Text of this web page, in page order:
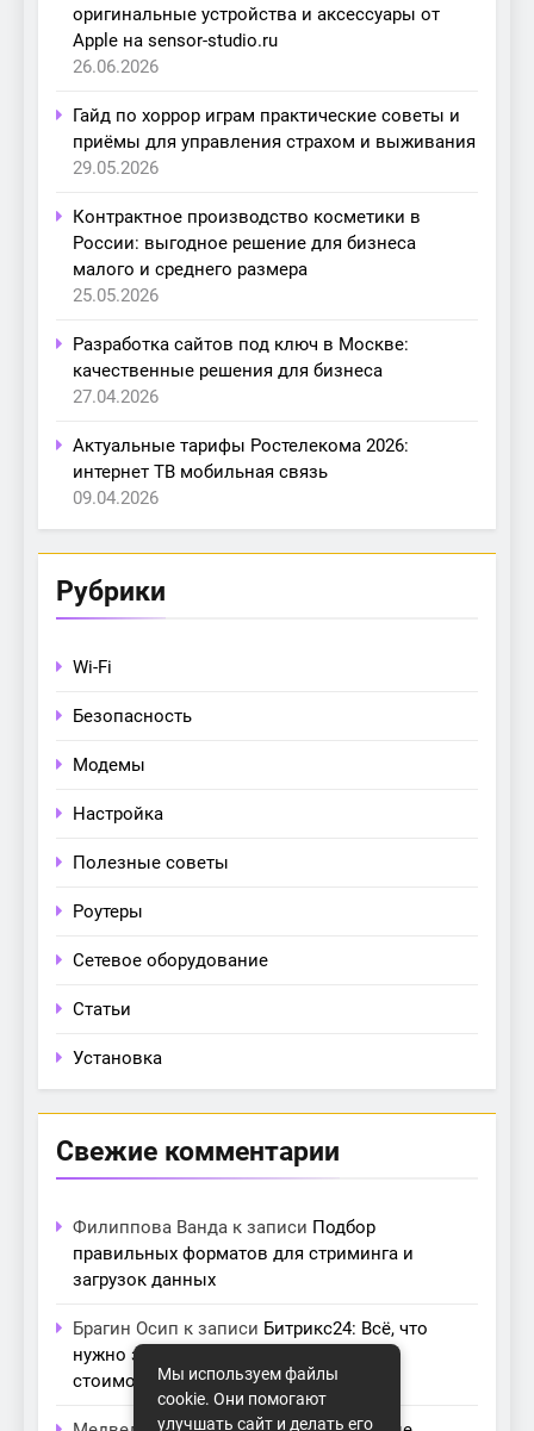
оригинальные устройства и аксессуары от
Apple на sensor-studio.ru
26.06.2026
Гайд по хоррор играм практические советы и
приёмы для управления страхом и выживания
29.05.2026
Контрактное производство косметики в
России: выгодное решение для бизнеса
малого и среднего размера
25.05.2026
Разработка сайтов под ключ в Москве:
качественные решения для бизнеса
27.04.2026
Актуальные тарифы Ростелекома 2026:
интернет ТВ мобильная связь
09.04.2026
Рубрики
Wi-Fi
Безопасность
Модемы
Настройка
Полезные советы
Роутеры
Сетевое оборудование
Статьи
Установка
Свежие комментарии
Филиппова Ванда к записи Подбор
правильных форматов для стриминга и
загрузок данных
Брагин Осип к записи Битрикс24: Всё, что
нужно знать о лицензиях, тарифах и
стоимости в компании Айтекс
Мы используем файлы
cookie. Они помогают
улучшать сайт и делать его